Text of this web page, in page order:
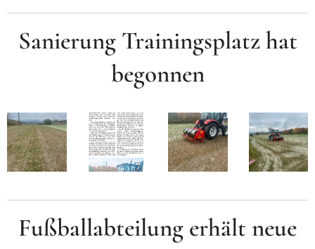
Sanierung Trainingsplatz hat
begonnen
Fußballabteilung erhält neue